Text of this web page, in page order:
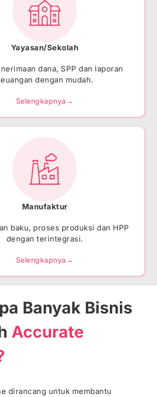
Yayasan/Sekolah
dana, SPP dan laporan
dengan mudah.
Selengkapnya→
Manufaktur
baku, proses produksi dan HPP
dengan terintegrasi.
Selengkapnya→
Banyak Bisnis
Accurate
dirancang untuk membantu